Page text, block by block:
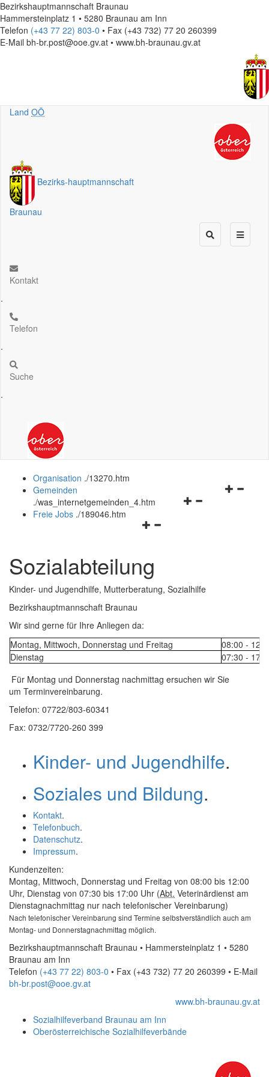
Bezirkshauptmannschaft Braunau
Hammersteinplatz 1 • 5280 Braunau am Inn
Telefon (+43 77 22) 803-0 • Fax (+43 732) 77 20 260399
E-Mail bh-br.post@ooe.gv.at • www.bh-braunau.gv.at
Land OÖ
Bezirks-hauptmannschaft
Braunau
Kontakt
.
Telefon
.
Suche
.
Organisation ./13270.htm
Navigationsmenü
Gemeinden
./was_internetgemeinden_4.htm
Navigationsmenü
schließen
Freie Jobs ./189046.htm
Sozialabteilung
Kinder- und Jugendhilfe, Mutterberatung, Sozialhilfe
Bezirkshauptmannschaft Braunau
Wir sind gerne für Ihre Anliegen da:
Montag, Mittwoch, Donnerstag und Freitag
08:00 -
Dienstag
07:30 -
Für Montag und Donnerstag nachmittag ersuchen wir Sie
um Terminvereinbarung.
Telefon: 07722/803-60341
Fax: 0732/7720-260 399
Kinder- und Jugendhilfe.
Soziales und Bildung.
Kontakt.
Telefonbuch.
Datenschutz.
Impressum.
Kundenzeiten:
Montag, Mittwoch, Donnerstag und Freitag von 08:00 bis 12:00
Uhr, Dienstag von 07:30 bis 17:00 Uhr (Abt. Veterinärdienst am
Dienstagnachmittag nur nach telefonischer Vereinbarung)
Nach telefonischer Vereinbarung sind Termine selbstverständlich auch am
Montag- und Donnerstagnachmittag möglich.
Bezirkshauptmannschaft Braunau • Hammersteinplatz 1 • 5280
Braunau am Inn
Telefon (+43 77 22) 803-0 • Fax (+43 732) 77 20 260399 • E-Mail
bh-br.post@ooe.gv.at
www.bh-braunau.gv.at
Sozialhilfeverband Braunau am Inn
Oberösterreichische Sozialhilfeverbände